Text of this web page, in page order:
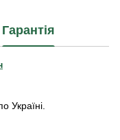
Гарантія
Україні.